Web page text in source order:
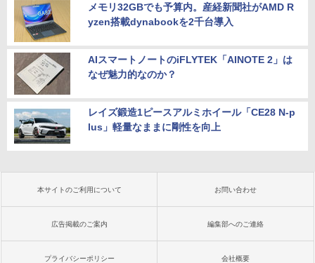
メモリ32GBでも予算内。産経新聞社がAMD R
yzen搭載dynabookを2千台導入
AIスマートノートのiFLYTEK「AINOTE 2」は
なぜ魅力的なのか？
レイズ鍛造1ピースアルミホイール「CE28 N-p
lus」軽量なままに剛性を向上
本サイトのご利用について お問い合わせ
広告掲載のご案内 編集部へのご連絡
プライバシーポリシー 会社概要